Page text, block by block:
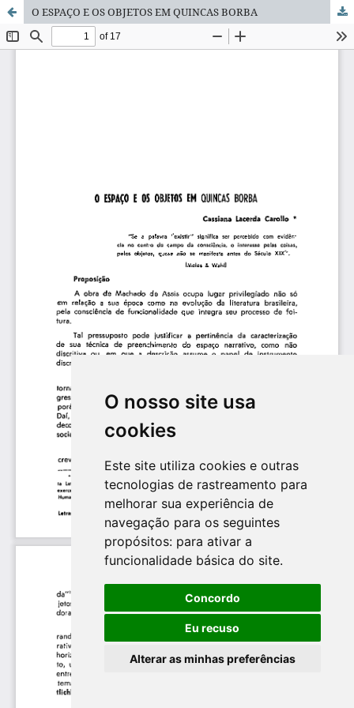
O nosso site usa
cookies
Este site utiliza cookies e outras
tecnologias de rastreamento para
melhorar sua experiência de
navegação para os seguintes
propósitos: para ativar a
funcionalidade básica do site.
Concordo
Eu recuso
Alterar as minhas preferências
O ESPAÇO E OS OBJETOS EM QUINCAS BORBA